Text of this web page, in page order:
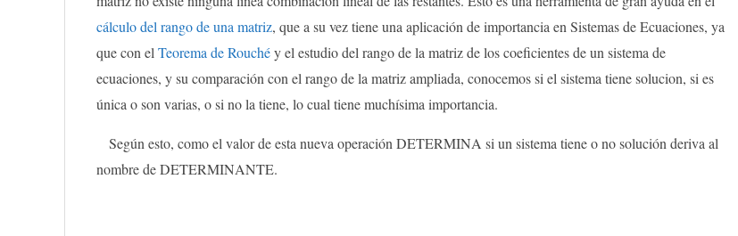
cálculo del rango de una matriz, que a su vez tiene una aplicación de importancia en Sistemas de Ecuaciones, ya
que con el Teorema de Rouchéy el estudio del rango de la matriz de los coeficientes de un sistema de
ecuaciones, y su comparación con el rango de la matriz ampliada, conocemos si el sistema tiene solucion, si es
única o son varias, o si no la tiene, lo cual tiene muchísima importancia.
Según esto, como el valor de esta nueva operación DETERMINA si un sistema tiene o no solución deriva al
nombre de DETERMINANTE.